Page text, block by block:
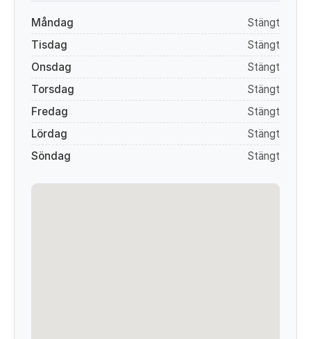
Måndag
Stängt
Tisdag
Stängt
Onsdag
Stängt
Torsdag
Stängt
Fredag
Stängt
Lördag
Stängt
Söndag
Stängt